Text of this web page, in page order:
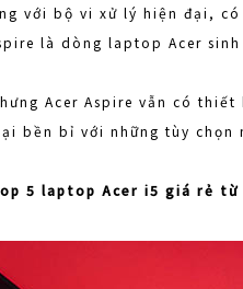
với bộ vi xử lý hiện đại,
là dòng laptop Acer
Acer Aspire vẫn có
bền bỉ với những tùy chọn
5 laptop Acer i5 giá rẻ